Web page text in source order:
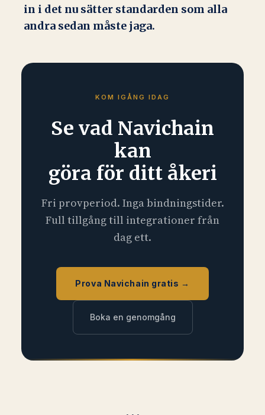
in i det nu sätter standarden som alla
andra sedan måste jaga.
KOM IGÅNG IDAG
Se vad Navichain
kan
göra för ditt åkeri
Fri provperiod. Inga bindningstider.
Full tillgång till integrationer från
dag ett.
Prova Navichain gratis →
Boka en genomgång